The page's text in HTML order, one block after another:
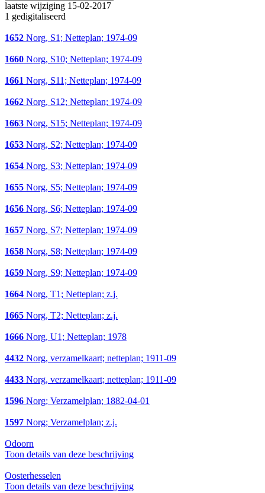
laatste wijziging 15-02-2017
1 gedigitaliseerd
1652 Norg, S1; Netteplan; 1974-09
1660 Norg, S10; Netteplan; 1974-09
1661 Norg, S11; Netteplan; 1974-09
1662 Norg, S12; Netteplan; 1974-09
1663 Norg, S15; Netteplan; 1974-09
1653 Norg, S2; Netteplan; 1974-09
1654 Norg, S3; Netteplan; 1974-09
1655 Norg, S5; Netteplan; 1974-09
1656 Norg, S6; Netteplan; 1974-09
1657 Norg, S7; Netteplan; 1974-09
1658 Norg, S8; Netteplan; 1974-09
1659 Norg, S9; Netteplan; 1974-09
1664 Norg, T1; Netteplan; z.j.
1665 Norg, T2; Netteplan; z.j.
1666 Norg, U1; Netteplan; 1978
4432 Norg, verzamelkaart; netteplan; 1911-09
4433 Norg, verzamelkaart; netteplan; 1911-09
1596 Norg; Verzamelplan; 1882-04-01
1597 Norg; Verzamelplan; z.j.
Odoorn
Toon details van deze beschrijving
Oosterhesselen
Toon details van deze beschrijving